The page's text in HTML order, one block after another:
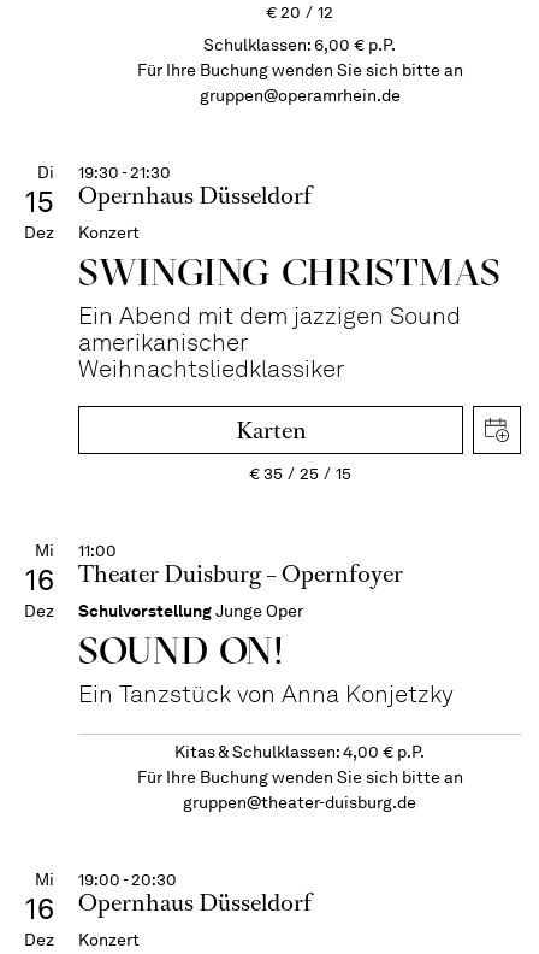
€20
12
Schulklassen: 6,00 € p.P.
Für Ihre Buchung wenden Sie sich bitte an
gruppen@operamrhein.de
Di
15
Dez
19:30 - 21:30
Opernhaus Düsseldorf
Konzert
SWINGING CHRIST­MAS
Ein Abend mit dem jazzigen Sound
amerikanischer
Weihnachtsliedklassiker
Karten
€35 25 15
Mi
16
Dez
11:00
Theater Duisburg – Opernfoyer
SchulvorstellungJunge Oper
SOUND ON!
Ein Tanzstück von Anna Konjetzky
Kitas & Schulklassen: 4,00 € p.P.
Für Ihre Buchung wenden Sie sich bitte an
gruppen@theater-duisburg.de
Mi
16
Dez
19:00 - 20:30
Opernhaus Düsseldorf
Konzert